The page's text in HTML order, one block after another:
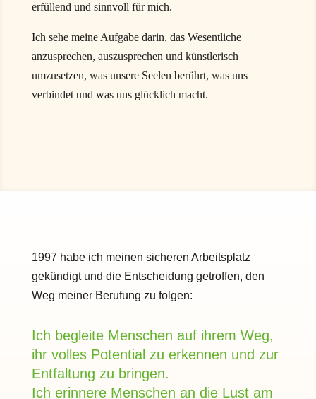
erfüllend und sinnvoll für mich.
Ich sehe meine Aufgabe darin, das Wesentliche
anzusprechen, auszusprechen und künstlerisch
umzusetzen, was unsere Seelen berührt, was uns
verbindet und was uns glücklich macht.
1997 habe ich meinen sicheren Arbeitsplatz
gekündigt und die Entscheidung getroffen, den
Weg meiner Berufung zu folgen:
Ich begleite Menschen auf ihrem Weg,
ihr volles Potential zu erkennen und zur
Entfaltung zu bringen.
Ich erinnere Menschen an die Lust am